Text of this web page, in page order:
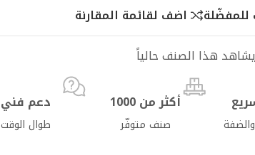
اضف لقائمة المقارنة
يشاهد هذا الصنف حالياً
أكثر من 1000
صنف متوفّر
دعم فني
طوال الوقت